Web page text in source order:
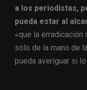
a los periodistas,
pueda estar al
«que la
sólo de la mano de
pueda averiguar si